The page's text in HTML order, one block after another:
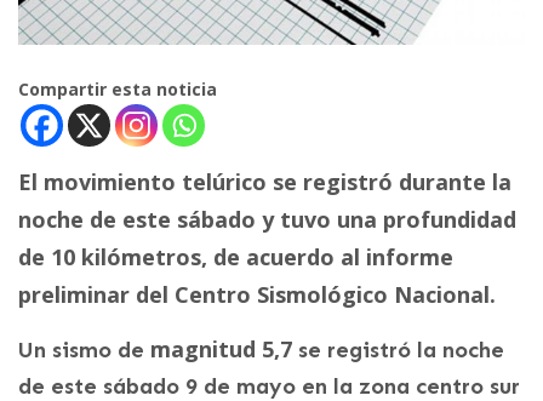
Compartir esta noticia
El movimiento telúrico se registró durante la
noche de este sábado y tuvo una profundidad
de 10 kilómetros, de acuerdo al informe
preliminar del Centro Sismológico Nacional.
Un sismo de magnitud 5,7 se registró la noche
de este sábado 9 de mayo en la zona centro sur